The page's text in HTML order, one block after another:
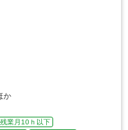
か
残業月10ｈ以下